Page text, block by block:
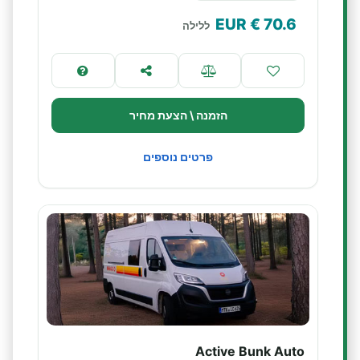
70.6
€ EUR ללילה
הזמנה \ הצעת מחיר
פרטים נוספים
Active Bunk Auto